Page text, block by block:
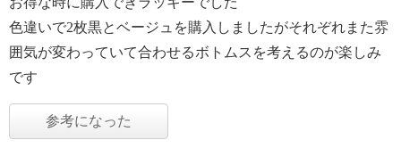
色違いで2枚黒とベージュを購入しましたがそれぞれまた雰
囲気が変わっていて合わせるボトムスを考えるのが楽しみ
です
参考になった